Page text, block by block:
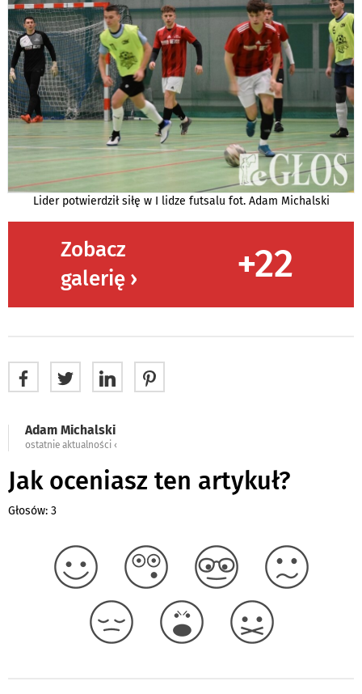
Lider potwierdził siłę w I lidze futsalu fot. Adam Michalski
Zobacz
galerię ›
+22
Adam Michalski
ostatnie aktualności ‹
Jak oceniasz ten artykuł?
Głosów: 3